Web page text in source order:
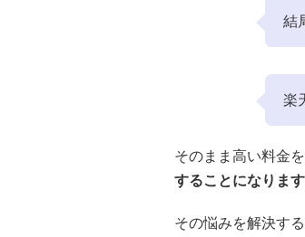
結
楽
そのまま高い料金
することになります
その悩みを解決する